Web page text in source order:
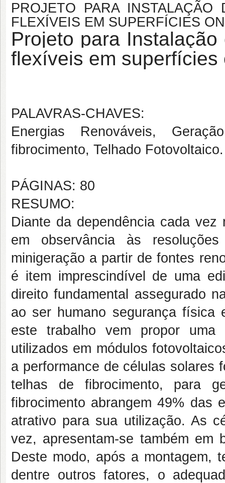
PROJETO PARA INSTALAÇÃO
FLEXÍVEIS EM SUPERFÍCIES
Projeto para
flexíveis em
PALAVRAS-CHAVES:
Energias Renováveis,
fibrocimento, Telhado Fotovoltaico.
PÁGINAS: 80
RESUMO:
Diante da dependência cada
em observância às
minigeração a partir de fontes
é item imprescindível de uma
direito fundamental assegurado
ao ser humano segurança física
este trabalho vem propor uma
utilizados em módulos
a performance de células solares
telhas de fibrocimento, para
fibrocimento abrangem 49% das
atrativo para sua utilização. As
vez, apresentam-se também em
Deste modo, após a montagem,
dentre outros fatores, o